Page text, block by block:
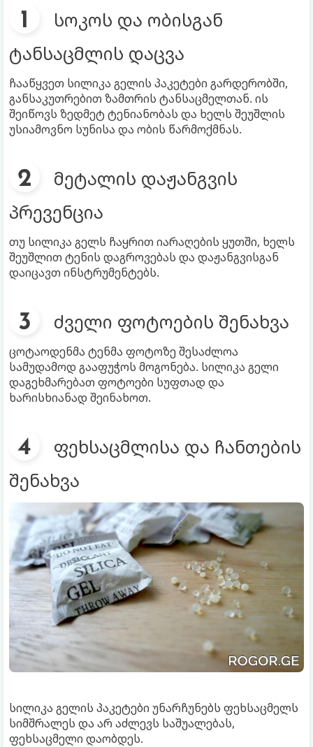
სოკოს და ობისგან
ტანსაცმლის დაცვა
ჩააწყვეთ სილიკა გელის პაკეტები გარდერობში,
განსაკუთრებით ზამთრის ტანსაცმელთან. ის
შეიწოვს ზედმეტ ტენიანობას და ხელს შეუშლის
უსიამოვნო სუნისა და ობის წარმოქმნას.
მეტალის დაჟანგვის
პრევენცია
თუ სილიკა გელს ჩაყრით იარაღების ყუთში, ხელს
შეუშლით ტენის დაგროვებას და დაჟანგვისგან
დაიცავთ ინსტრუმენტებს.
ძველი ფოტოების შენახვა
ცოტაოდენმა ტენმა ფოტოზე შესაძლოა
სამუდამოდ გააფუჭოს მოგონება. სილიკა გელი
დაგეხმარებათ ფოტოები სუფთად და
ხარისხიანად შეინახოთ.
ფეხსაცმლისა და ჩანთების
შენახვა
სილიკა გელის პაკეტები უნარჩუნებს ფეხსაცმელს
სიმშრალეს და არ აძლევს საშუალებას,
ფეხსაცმელი დაობდეს.